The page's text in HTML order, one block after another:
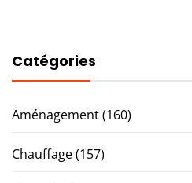
Catégories
Aménagement(160)
Chauffage(157)